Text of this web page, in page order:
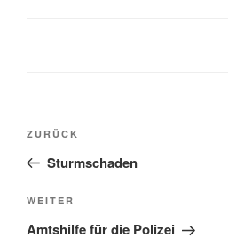
ZURÜCK
Sturmschaden
WEITER
Amtshilfe für die Polizei